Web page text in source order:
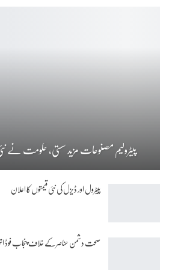
پیٹرولیم مصنوعات مزید سستی، حکومت نے نئی
پیٹرول اور ڈیزل کی نئی قیمتوں کا اعلان
صحت دشمن عناصر کے خلاف پنجاب فوڈ